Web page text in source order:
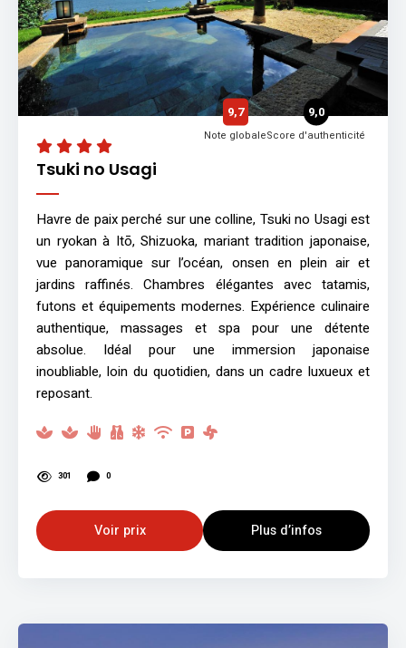
Tsuki no Usagi
9,7
Note globale
9,0
Score d'authenticité
Havre de paix perché sur une colline, Tsuki no Usagi est
un ryokan à Itō, Shizuoka, mariant tradition japonaise,
vue panoramique sur l’océan, onsen en plein air et
jardins raffinés. Chambres élégantes avec tatamis,
futons et équipements modernes. Expérience culinaire
authentique, massages et spa pour une détente
absolue. Idéal pour une immersion japonaise
inoubliable, loin du quotidien, dans un cadre luxueux et
reposant.
301 0
Voir prix Plus d’infos